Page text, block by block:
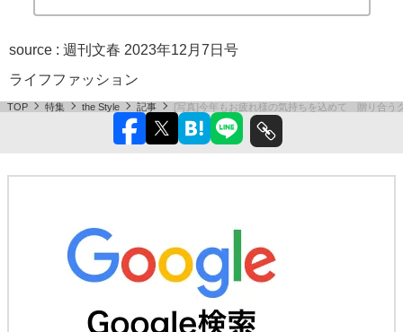
source : 週刊文春 2023年12月7日号
ライフファッション
TOP 特集 the Style 記事 [写真]今年もお疲れ様の気持ちを込めて 贈り合う